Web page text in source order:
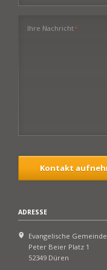
Pflichtfeld
Ihre Nachricht*
Kontakt
ADRESSE
Evangelische
Peter Beier Platz 1
52349 Düren